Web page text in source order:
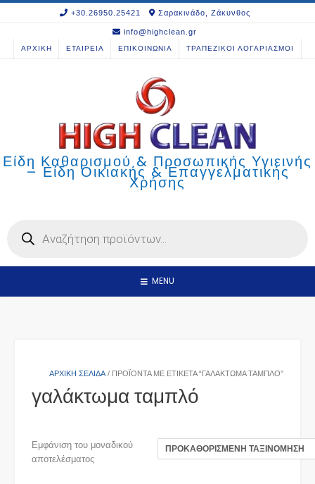
+30.26950.25421 Σαρακινάδο, Ζάκυνθος
info@highclean.gr
ΑΡΧΙΚΗ ΕΤΑΙΡΕΙΑ ΕΠΙΚΟΙΝΩΝΙΑ ΤΡΑΠΕΖΙΚΟΙ ΛΟΓΑΡΙΑΣΜΟΙ
Είδη Καθαρισμού & Προσωπικής Υγιεινής
– Είδη Οικιακής & Επαγγελματικής
Χρήσης
search
MENU
ΑΡΧΙΚΉ ΣΕΛΊΔΑ / ΠΡΟΪΌΝΤΑ ΜΕ ΕΤΙΚΈΤΑ “ΓΑΛΆΚΤΩΜΑ ΤΑΜΠΛΌ”
γαλάκτωμα ταμπλό
Εμφάνιση του μοναδικού
αποτελέσματος